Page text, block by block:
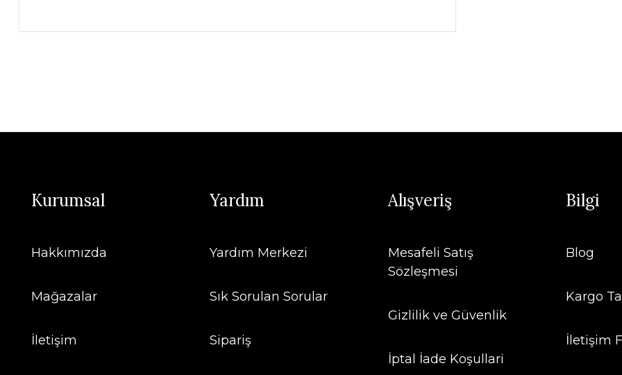
Kurumsal
Hakkımızda
Mağazalar
İletişim
Yardım
Yardım Merkezi
Sık Sorulan Sorular
Sipariş
Alışveriş
Mesafeli Satış
Sözleşmesi
Gizlilik ve Güvenlik
İptal İade Koşullari
Bilgi
Blog
Kargo
İletişim